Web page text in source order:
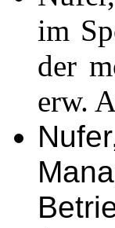
im
der
erw.